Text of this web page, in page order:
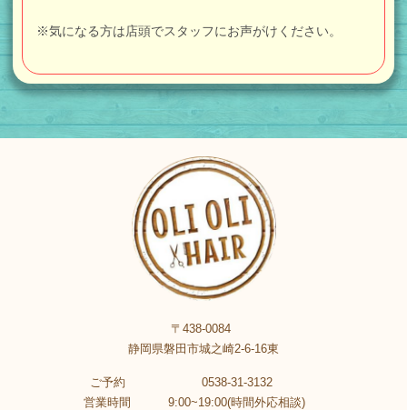
※気になる方は店頭でスタッフにお声がけください。
〒438-0084
静岡県磐田市城之崎2-6-16東
ご予約
0538-31-3132
営業時間
9:00~19:00(時間外応相談)